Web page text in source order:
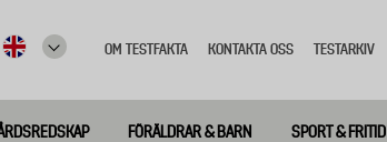
meny
OM TESTFAKTA KONTAKTA OSS TESTARKIV
FÖRÄLDRAR & BARN SPORT & FRITID